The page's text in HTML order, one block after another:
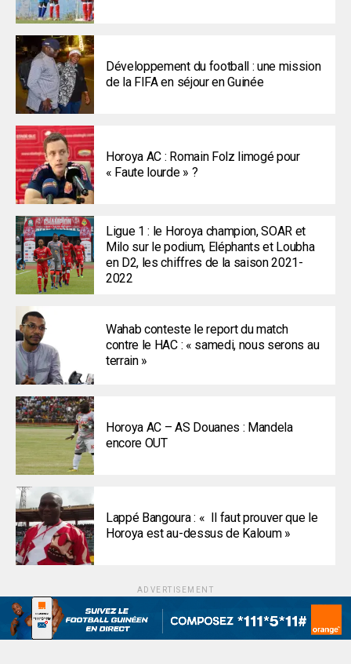
Développement du football : une mission
de la FIFA en séjour en Guinée
Horoya AC : Romain Folz limogé pour
« Faute lourde » ?
Ligue 1 : le Horoya champion, SOAR et
Milo sur le podium, Eléphants et Loubha
en D2, les chiffres de la saison 2021-
2022
Wahab conteste le report du match
contre le HAC : « samedi, nous serons au
terrain »
Horoya AC – AS Douanes : Mandela
encore OUT
Lappé Bangoura : « Il faut prouver que le
Horoya est au-dessus de Kaloum »
ADVERTISEMENT